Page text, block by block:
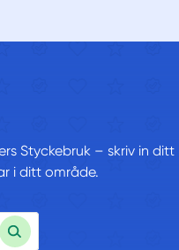
Styckebruk – skriv in ditt
i ditt område.